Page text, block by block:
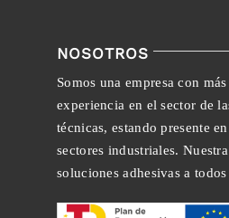
NOSOTROS
Somos una empresa con
experiencia en el sector de
técnicas, estando presente
sectores industriales.
soluciones adhesivas a